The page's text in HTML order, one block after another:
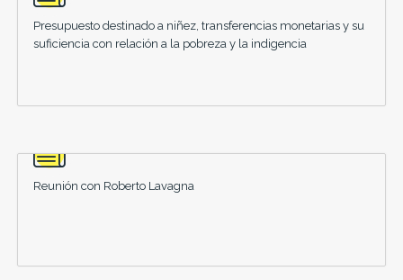
Presupuesto destinado a niñez, transferencias monetarias y su
suficiencia con relación a la pobreza y la indigencia
Reunión con Roberto Lavagna